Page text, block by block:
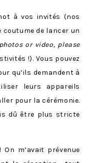
à vos invités (nos
de lancer un
or video, please
!). Vous pouvez
qu’ils demandent à
leurs appareils
pour la cérémonie.
dû être plus stricte
On m’avait prévenue